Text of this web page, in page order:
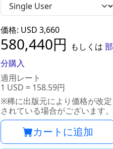
価格: USD 3,660
580,440円 もしくは 部
分購入
適用レート
1 USD = 158.59円
※稀に出版元により価格が改定
されている場合がございます。
カートに追加